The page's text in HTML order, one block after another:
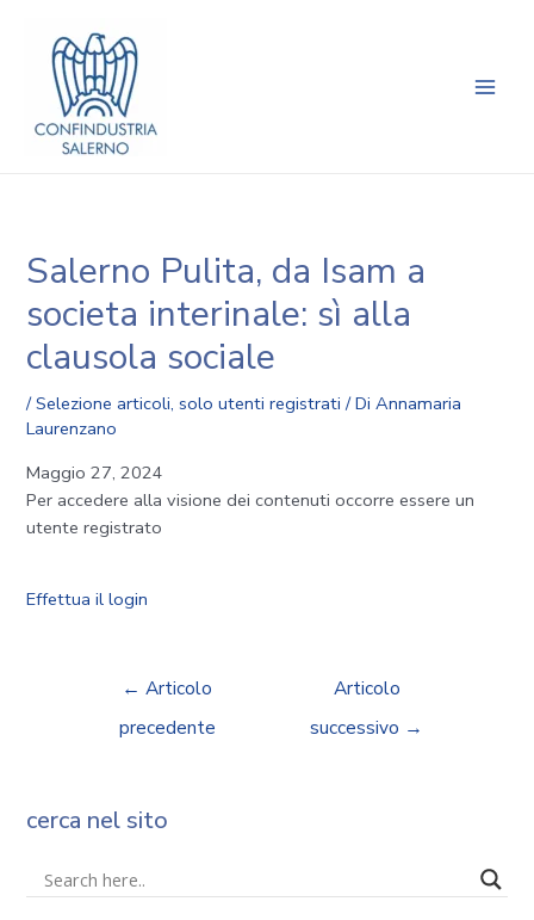
contenuto
Salerno Pulita, da Isam a
societa interinale: sì alla
clausola sociale
/Selezione articoli,solo utenti registrati / DiAnnamaria
Laurenzano
Maggio 27, 2024
Per accedere alla visione dei contenuti occorre essere un
utente registrato
Effettua il login
articoli
← Articolo
precedente
Articolo
successivo →
cerca nel sito